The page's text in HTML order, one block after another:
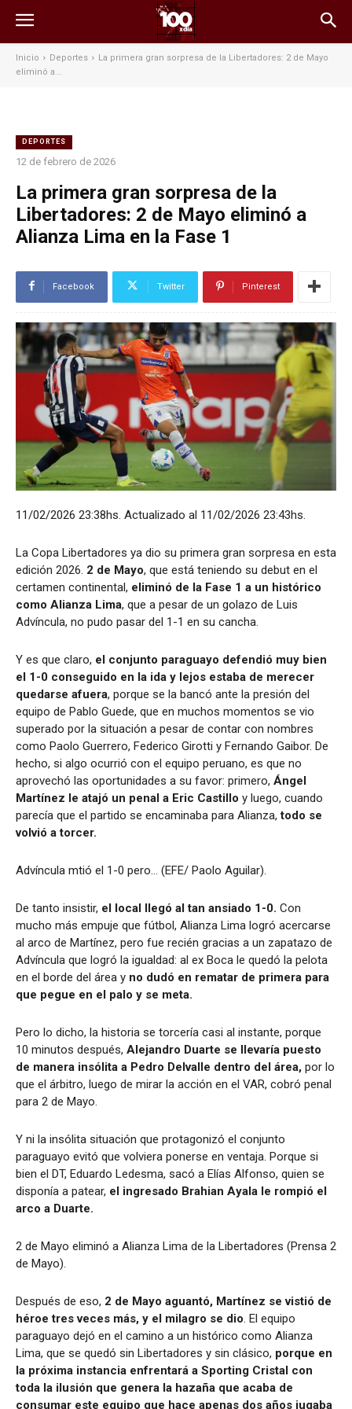
Inicio Deportes
La primera gran sorpresa de la Libertadores: 2 de Mayo
eliminó a...
DEPORTES
12 de febrero de 2026
La primera gran sorpresa de la
Libertadores: 2 de Mayo eliminó a
Alianza Lima en la Fase 1
Facebook Twitter Pinterest
11/02/2026 23:38hs. Actualizado al 11/02/2026 23:43hs.
La Copa Libertadores ya dio su primera gran sorpresa en esta
edición 2026. 2 de Mayo, que está teniendo su debut en el
certamen continental, eliminó de la Fase 1 a un histórico
como Alianza Lima, que a pesar de un golazo de Luis
Advíncula, no pudo pasar del 1-1 en su cancha.
Y es que claro, el conjunto paraguayo defendió muy bien
el 1-0 conseguido en la ida y lejos estaba de merecer
quedarse afuera, porque se la bancó ante la presión del
equipo de Pablo Guede, que en muchos momentos se vio
superado por la situación a pesar de contar con nombres
como Paolo Guerrero, Federico Girotti y Fernando Gaibor. De
hecho, si algo ocurrió con el equipo peruano, es que no
aprovechó las oportunidades a su favor: primero, Ángel
Martínez le atajó un penal a Eric Castillo y luego, cuando
parecía que el partido se encaminaba para Alianza,todo se
volvió a torcer.
Advíncula mtió el 1-0 pero… (EFE/ Paolo Aguilar).
De tanto insistir, el local llegó al tan ansiado 1-0. Con
mucho más empuje que fútbol, Alianza Lima logró acercarse
al arco de Martínez, pero fue recién gracias a un zapatazo de
Advíncula que logró la igualdad: al ex Boca le quedó la pelota
en el borde del área y no dudó en rematar de primera para
que pegue en el palo y se meta.
Pero lo dicho, la historia se torcería casi al instante, porque
10 minutos después, Alejandro Duarte se llevaría puesto
de manera insólita a Pedro Delvalle dentro del área, por lo
que el árbitro, luego de mirar la acción en el VAR, cobró penal
para 2 de Mayo.
Y ni la insólita situación que protagonizó el conjunto
paraguayo evitó que volviera ponerse en ventaja. Porque si
bien el DT, Eduardo Ledesma, sacó a Elías Alfonso, quien se
disponía a patear, el ingresado Brahian Ayala le rompió el
arco a Duarte.
2 de Mayo eliminó a Alianza Lima de la Libertadores (Prensa 2
de Mayo).
Después de eso, 2 de Mayo aguantó, Martínez se vistió de
héroe tres veces más, y el milagro se dio . El equipo
paraguayo dejó en el camino a un histórico como Alianza
Lima, que se quedó sin Libertadores y sin clásico, porque en
la próxima instancia enfrentará a Sporting Cristal con
toda la ilusión que genera la hazaña que acaba de
consumar este equipo que hace apenas dos años jugaba